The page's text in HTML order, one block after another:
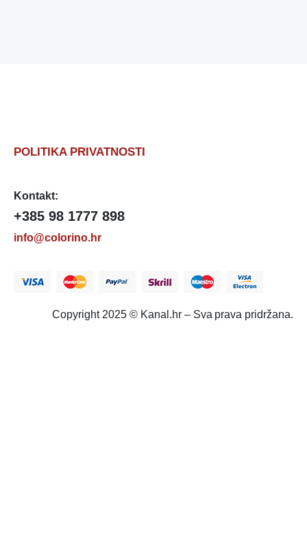
POLITIKA PRIVATNOSTI
Kontakt:
+385 98 1777 898
info@colorino.hr
Copyright 2025 © Kanal.hr – Sva prava pridržana.